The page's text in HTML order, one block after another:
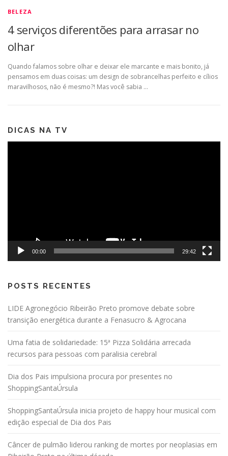
BELEZA
4 serviços diferentões para arrasar no
olhar
Quando falamos sobre olhar e deixar ele marcante e mais bonito, já
pensamos em duas coisas: um design de sobrancelhas perfeito e cílios
maravilhosos, não é mesmo?! Mas você sabia …
DICAS NA TV
00:00 29:42
POSTS RECENTES
LIDE Agronegócio Ribeirão Preto promove debate sobre
transição energética durante a Fenasucro & Agrocana
Uma fatia de solidariedade: 15ª Pizza Solidária arrecada
recursos para pessoas com paralisia cerebral
Dia dos Pais impulsiona procura por presentes no
ShoppingSantaÚrsula
ShoppingSantaÚrsula inicia projeto de happy hour musical com
edição especial de Dia dos Pais
Câncer de pulmão liderou ranking de mortes por neoplasias em